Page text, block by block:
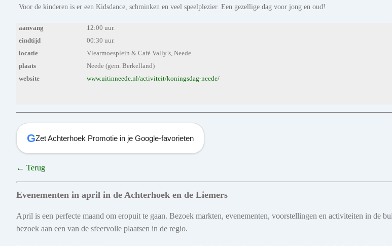
Voor de kinderen is er een Kidsdance, schminken en veel speelplezier. Een gezellige dag voor jong en oud!
aanvang
12:00 uur.
eindtijd
00:30 uur.
locatie
Vlearmoesplein & Café Vally’s, Neede
plaats
Neede (gem. Berkelland)
website
www.uitinneede.nl/activiteit/koningsdag-neede/
GZet Achterhoek Promotie in je Google-favorieten
← Terug
Evenementen in april in de Achterhoek en de Liemers
April is een perfecte maand om eropuit te gaan. Bezoek markten, evenementen, voorstellingen en activiteiten in de
bezoek aan een van de sfeervolle plaatsen in de regio.